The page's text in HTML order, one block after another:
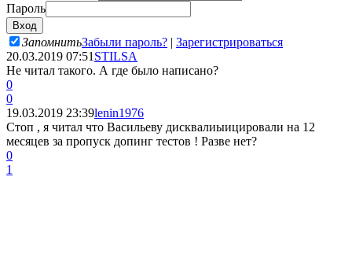
Пароль
ЗапомнитьЗабыли пароль? | Зарегистрироваться
20.03.2019 07:51STILSA
Не читал такого. А где было написано?
0
0
19.03.2019 23:39lenin1976
Стоп , я читал что Васильеву дисквалиыицировали на 12
месяцев за пропуск допинг тестов ! Разве нет?
0
1